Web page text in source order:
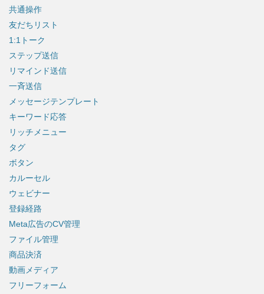
共通操作
友だちリスト
1:1トーク
ステップ送信
リマインド送信
一斉送信
メッセージテンプレート
キーワード応答
リッチメニュー
タグ
ボタン
カルーセル
ウェビナー
登録経路
Meta広告のCV管理
ファイル管理
商品決済
動画メディア
フリーフォーム